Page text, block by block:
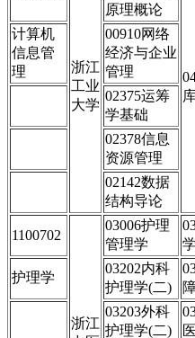
浙江
工业
大学
原理概论
计算机
信息管
理
00910网络
经济与企业
管理
02375运筹
学基础
02378信息
资源管理
02142数据
结构导论
1100702
浙江
03006护理
管理学
护理学
03202内科
护理学(二)
03203外科
护理学(二)